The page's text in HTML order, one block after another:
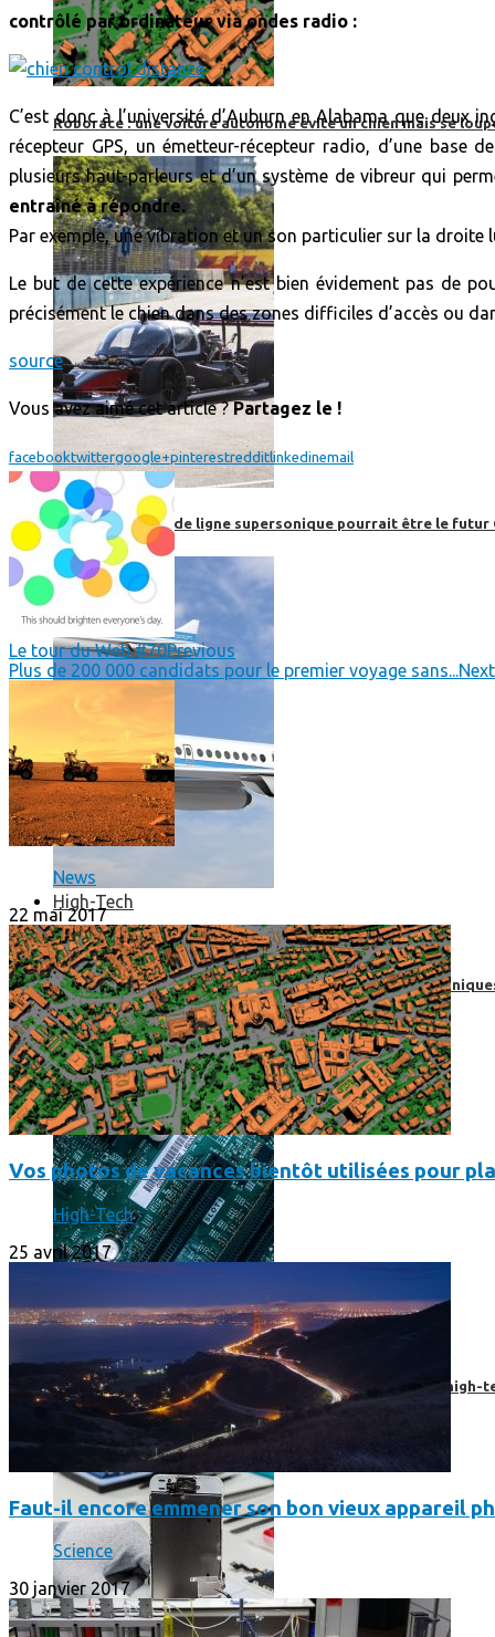
Roborace : une voiture autonome évite un chien mais se
Boom, cet avion de ligne supersonique pourrait être le futur
High-Tech
High-Tech
Les circuits imprimés, le coeur de nos appareils
Prendre une extension de garantie pour vos appareils high-
contrôlé par ordinateur via ondes radio :
C’est donc à l’université d’Auburn en Alabama que deux
récepteur GPS, un émetteur-récepteur radio, d’une
plusieurs haut-parleurs et d’un système de vibreur qui
entraîné à répondre.
Par exemple, une vibration et un son particulier sur la
Le but de cette expérience n’est bien évidement pas de
précisément le chien dans des zones difficiles d’accès ou
source
Vous avez aimé cet article ?Partagez le !
facebooktwittergoogle+pinterestredditlinkedinemail
Le tour du Web #70Previous
Plus de 200 000 candidats pour le premier voyage sans...Next
News
22 mai 2017
Vos photos de vacances bientôt utilisées pour
High-Tech
25 avril 2017
Faut-il encore emmener son bon vieux appareil
Science
30 janvier 2017